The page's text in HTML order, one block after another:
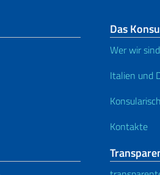
Das
Wer wir sind
Italien und
Kontakte